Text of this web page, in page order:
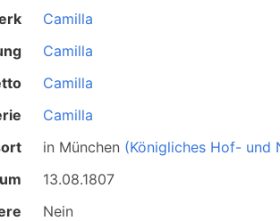
Camilla
Camilla
Camilla
Camilla
in München (Königliches Hof- und
13.08.1807
Nein